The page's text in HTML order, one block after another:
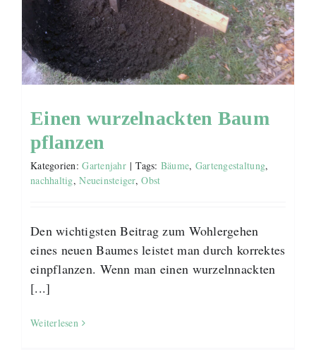
Einen wurzelnackten Baum
pflanzen
Kategorien:Gartenjahr | Tags: Bäume, Gartengestaltung,
nachhaltig,Neueinsteiger,Obst
Den wichtigsten Beitrag zum Wohlergehen
eines neuen Baumes leistet man durch korrektes
einpflanzen. Wenn man einen wurzelnnackten
[...]
Weiterlesen